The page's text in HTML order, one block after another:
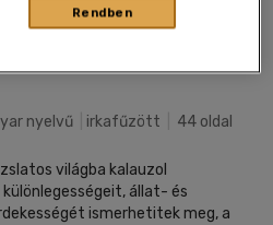
nyelvű irkafűzött 44 oldal
világba kalauzol
állat- és
ismerhetitek meg, a
Rendben